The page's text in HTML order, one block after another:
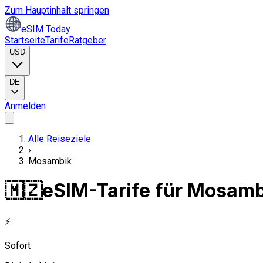
Zum Hauptinhalt springen
eSIM Today
StartseiteTarifeRatgeber
USD
DE
Anmelden
Alle Reiseziele
›
Mosambik
🇲🇿eSIM-Tarife für
⚡
Sofort